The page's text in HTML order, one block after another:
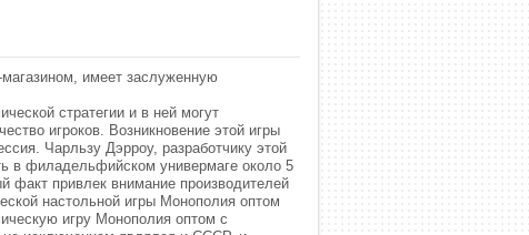
имеет заслуженную
стратегии и в ней могут
игроков. Возникновение этой игры
Чарльзу Дэрроу, разработчику этой
в филадельфийском универмаге около 5
факт привлек внимание производителей
настольной игры Монополия оптом
игру Монополия оптом с